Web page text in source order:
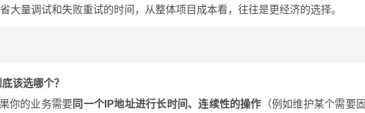
大量调试和失败重试的时间，从整体项目成本看，往往是更经济的选择。
该选哪个？
你的业务需要同一个IP地址进行长时间、连续性的操作 （例如维护某个需要固